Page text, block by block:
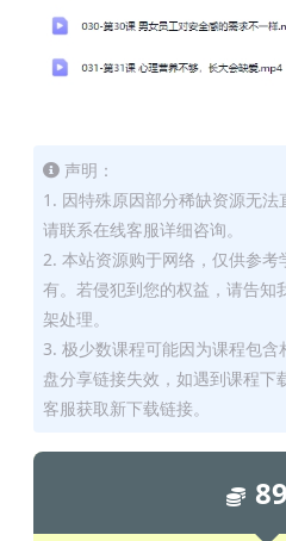
声明：
1. 因特殊原因部分稀缺资源无
请联系在线客服详细咨询。
2. 本站资源购于网络，仅供参
有。若侵犯到您的权益，请告知
架处理。
3. 极少数课程可能因为课程包
盘分享链接失效，如遇到课程下
客服获取新下载链接。
89